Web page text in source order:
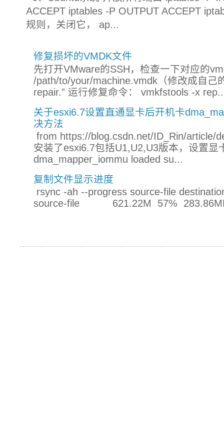
ACCEPT iptables -P OUTPUT ACCEPT
规则，关闭它， ap...
修复损坏的VMDK文件
先打开VMware的SSH，检查一下对应的
/path/to/your/machine.vmdk（修改成自己
repair.” 运行修复命令： vmkfstools -x
关于esxi6.7设置直通显卡后开机卡
决方法
from https://blog.csdn.net/ID_Rin/
安装了esxi6.7包括U1,U2,U3版本，设置显
dma_mapper_iommu loaded su...
复制文件显示进度
rsync -ah --progress source-file
source-file 621.22M 57%